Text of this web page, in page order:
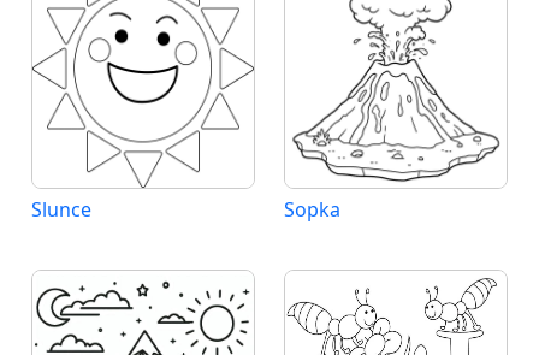
Slunce Sopka